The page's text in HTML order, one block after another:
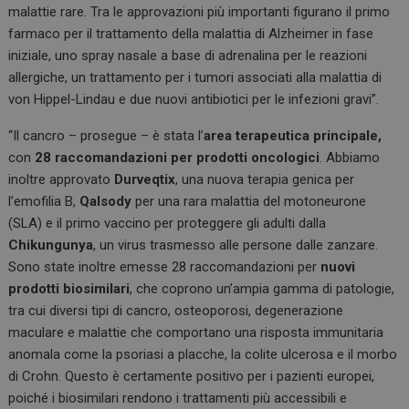
malattie rare. Tra le approvazioni più importanti figurano il primo
farmaco per il trattamento della malattia di Alzheimer in fase
iniziale, uno spray nasale a base di adrenalina per le reazioni
allergiche, un trattamento per i tumori associati alla malattia di
von Hippel-Lindau e due nuovi antibiotici per le infezioni gravi”.
“Il cancro – prosegue – è stata l’area terapeutica principale,
con 28 raccomandazioni per prodotti oncologici. Abbiamo
inoltre approvato Durveqtix, una nuova terapia genica per
l’emofilia B, Qalsody per una rara malattia del motoneurone
(SLA) e il primo vaccino per proteggere gli adulti dalla
Chikungunya, un virus trasmesso alle persone dalle zanzare.
Sono state inoltre emesse 28 raccomandazioni per nuovi
prodotti biosimilari, che coprono un’ampia gamma di patologie,
tra cui diversi tipi di cancro, osteoporosi, degenerazione
maculare e malattie che comportano una risposta immunitaria
anomala come la psoriasi a placche, la colite ulcerosa e il morbo
di Crohn. Questo è certamente positivo per i pazienti europei,
poiché i biosimilari rendono i trattamenti più accessibili e